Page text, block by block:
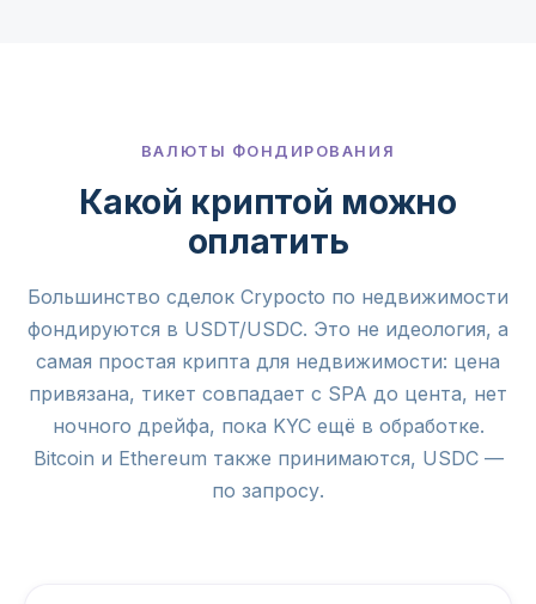
ВАЛЮТЫ ФОНДИРОВАНИЯ
Какой криптой можно
оплатить
Большинство сделок Crypocto по недвижимости
фондируются в USDT/USDC. Это не идеология, а
самая простая крипта для недвижимости: цена
привязана, тикет совпадает с SPA до цента, нет
ночного дрейфа, пока KYC ещё в обработке.
Bitcoin и Ethereum также принимаются, USDC —
по запросу.